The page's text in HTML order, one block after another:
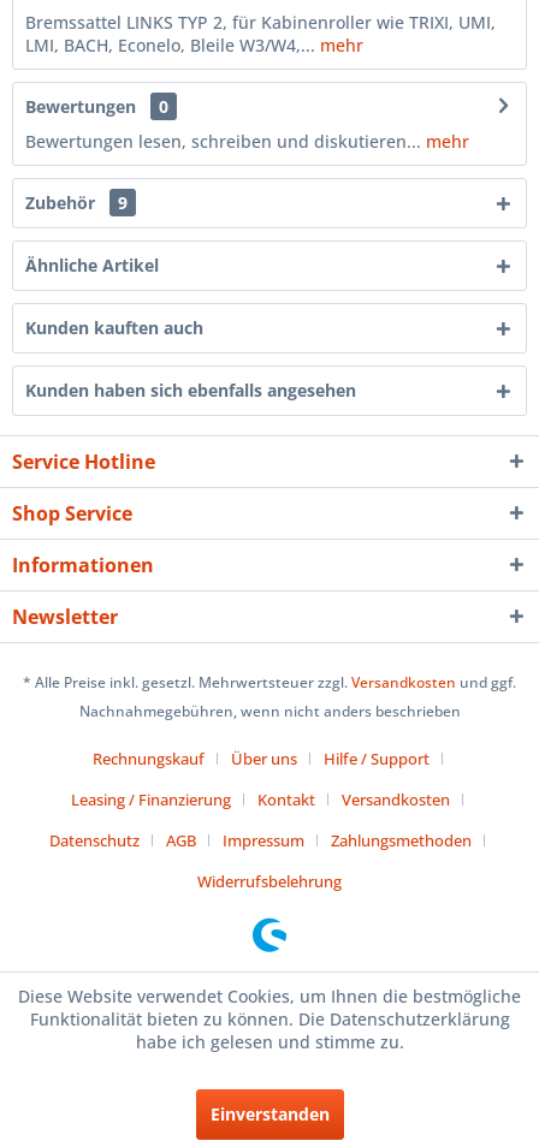
Bremssattel LINKS TYP 2, für Kabinenroller wie TRIXI, UMI,
LMI, BACH, Econelo, Bleile W3/W4,... mehr
Bewertungen
0
Bewertungen lesen, schreiben und diskutieren... mehr
Zubehör 9
Ähnliche Artikel
Kunden kauften auch
Kunden haben sich ebenfalls angesehen
Service Hotline
Shop Service
Informationen
Newsletter
* Alle Preise inkl. gesetzl. Mehrwertsteuer zzgl.Versandkosten und ggf.
Nachnahmegebühren, wenn nicht anders beschrieben
Rechnungskauf Über uns
Hilfe / Support
Leasing / Finanzierung
Kontakt
Versandkosten
Datenschutz
AGB Impressum
Zahlungsmethoden
Widerrufsbelehrung
Diese Website verwendet Cookies, um Ihnen die bestmögliche
Funktionalität bieten zu können. Die Datenschutzerklärung
habe ich gelesen und stimme zu.
Einverstanden